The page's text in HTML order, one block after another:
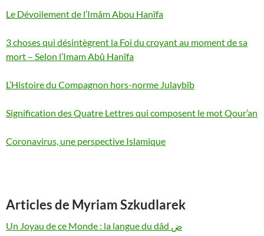
Le Dévoilement de l’Imâm Abou Hanîfa
3 choses qui désintègrent la Foi du croyant au moment de sa
mort – Selon l’Imam Abû Hanîfa
L’Histoire du Compagnon hors-norme Julaybîb
Signification des Quatre Lettres qui composent le mot Qour’an
Coronavirus, une perspective Islamique
Articles de Myriam Szkudlarek
Un Joyau de ce Monde : la langue du dâd ض